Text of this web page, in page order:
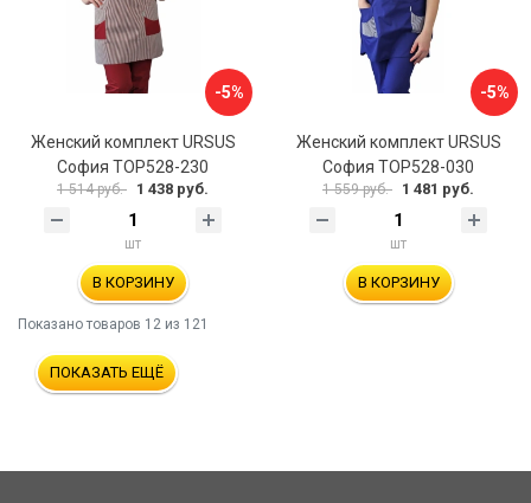
-5%
Женский комплект URSUS
София ТОР528-230
1 514 руб. 1 438 руб.
шт
В КОРЗИНУ
-5%
Женский комплект URSUS
София ТОР528-030
1 559 руб. 1 481 руб.
шт
В КОРЗИНУ
Показано товаров 12 из 121
ПОКАЗАТЬ ЕЩЁ